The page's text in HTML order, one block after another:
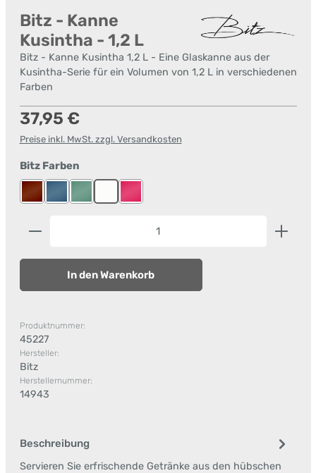
Bitz - Kanne
Kusintha - 1,2 L
Bitz - Kanne Kusintha 1,2 L - Eine Glaskanne aus der
Kusintha-Serie für ein Volumen von 1,2 L in verschiedenen
Farben
Regulärer Preis:
37,95 €
Preise inkl. MwSt. zzgl. Versandkosten
Bitz Farbenauswählen
AmberBlau Grün Klar Pink
Produkt Anzahl: Gib den gewünschten Wert ein
In den Warenkorb
Produktnummer:
45227
Hersteller:
Bitz
Herstellernummer:
14943
Beschreibung
Servieren Sie erfrischende Getränke aus den hübschen